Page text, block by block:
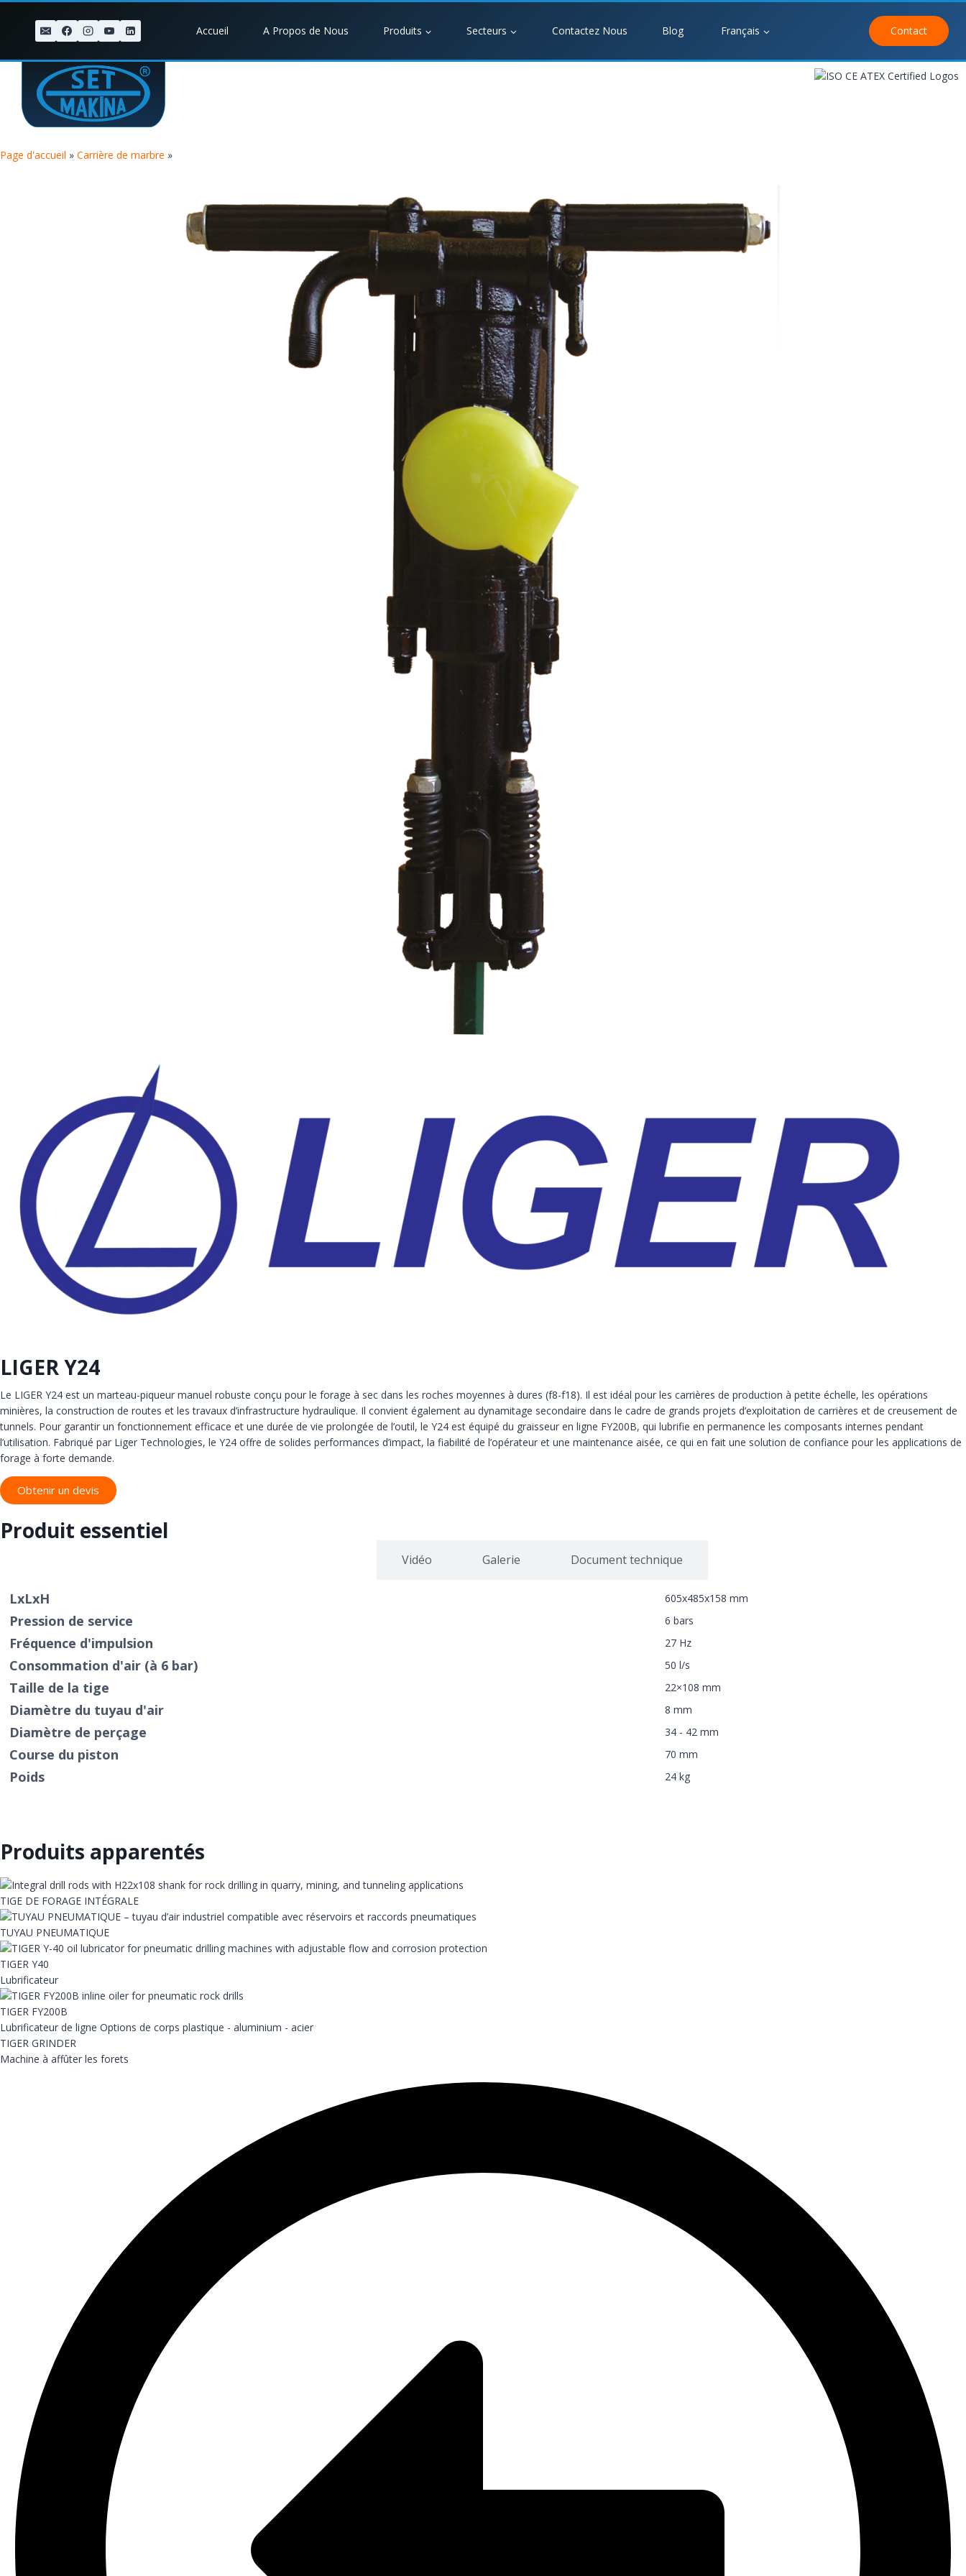
Accueil A Propos de Nous Produits Secteurs Contactez Nous Blog Français Contact
Page d'accueil » Carrière de marbre »
LIGER Y24
Le LIGER Y24 est un marteau-piqueur manuel robuste conçu pour le forage à sec dans les roches moyennes à dures (f8-f18). Il est idéal pour les carrières de production à petite échelle, les opérations
minières, la construction de routes et les travaux d’infrastructure hydraulique. Il convient également au dynamitage secondaire dans le cadre de grands projets d’exploitation de carrières et de creusement de
tunnels. Pour garantir un fonctionnement efficace et une durée de vie prolongée de l’outil, le Y24 est équipé du graisseur en ligne FY200B, qui lubrifie en permanence les composants internes pendant
l’utilisation. Fabriqué par Liger Technologies, le Y24 offre de solides performances d’impact, la fiabilité de l’opérateur et une maintenance aisée, ce qui en fait une solution de confiance pour les applications de
forage à forte demande.
Obtenir un devis
Produit essentiel
Vidéo Galerie Document technique
LxLxH 605x485x158 mm
Pression de service 6 bars
Fréquence d'impulsion 27 Hz
Consommation d'air (à 6 bar) 50 l/s
Taille de la tige 22×108 mm
Diamètre du tuyau d'air 8 mm
Diamètre de perçage 34 - 42 mm
Course du piston 70 mm
Poids 24 kg
Produits apparentés
TIGE DE FORAGE INTÉGRALE
TUYAU PNEUMATIQUE
TIGER Y40
Lubrificateur
TIGER FY200B
Lubrificateur de ligne Options de corps plastique - aluminium - acier
TIGER GRINDER
Machine à affûter les forets